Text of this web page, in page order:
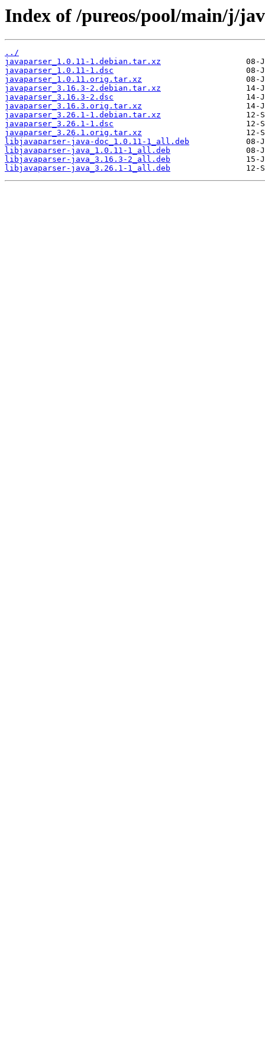
Index of /pureos/pool/main/j/
../
javaparser_1.0.11-1.debian.tar.xz
javaparser_1.0.11-1.dsc
javaparser_1.0.11.orig.tar.xz
javaparser_3.16.3-2.debian.tar.xz
javaparser_3.16.3-2.dsc
javaparser_3.16.3.orig.tar.xz
javaparser_3.26.1-1.debian.tar.xz
javaparser_3.26.1-1.dsc
javaparser_3.26.1.orig.tar.xz
libjavaparser-java-doc_1.0.11-1_all.deb
libjavaparser-java_1.0.11-1_all.deb
libjavaparser-java_3.16.3-2_all.deb
libjavaparser-java_3.26.1-1_all.deb